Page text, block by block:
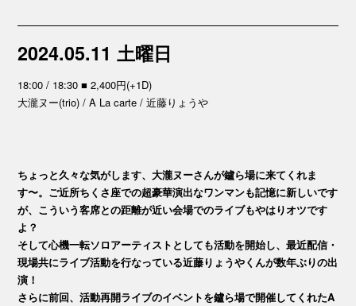
2024.05.11 土曜日
18:00 / 18:30 ■ 2,400円(+1D)
大瀧ヌー(trio) / A La carte / 近藤りょうや
ちょっと久々な気がします、大瀧ヌーさんが鑪ら場に来てくれま
す〜。ご近所ちくさ座での超豪華演出なワンマンも記憶に新しいです
が、こういう客席との距離が近い会場でのライブもやはりオツです
よ？
そして心機一転ソロアーティストとしても活動を開始し、最近配信・
現場共にライブ活動を行なっている近藤りょうやくんが数年ぶりの出
演！
さらに前回、活動再開ライブのイベントを鑪ら場で開催してくれたA